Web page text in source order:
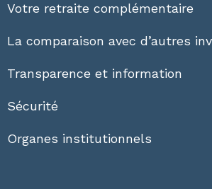
Votre retraite complémentaire
La comparaison avec d’autres
Transparence et information
Sécurité
Organes institutionnels